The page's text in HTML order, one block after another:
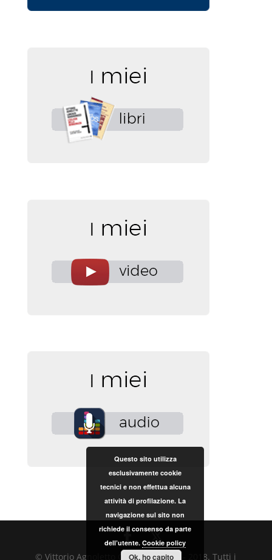
© Vittorio Agnoletto Copyright 2017 – 2018. Tutti i
Questo sito utilizza
esclusivamente cookie
tecnici e non effettua alcuna
attività di profilazione. La
navigazione sul sito non
richiede il consenso da parte
dell’utente. Cookie policy
Ok, ho capito